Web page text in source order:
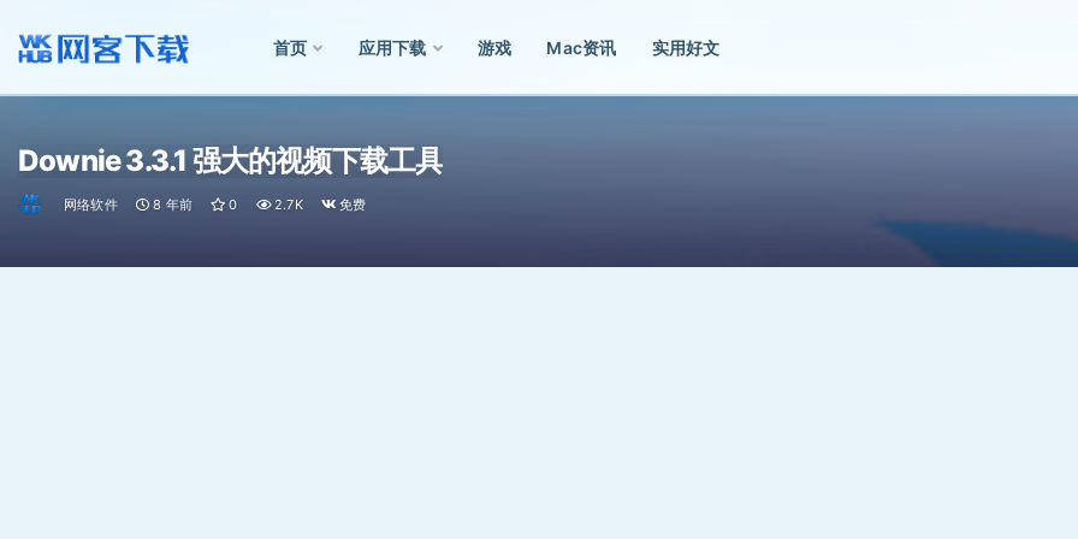
首页 应用下载 游戏 Mac资讯 实用好文
Downie 3.3.1 强大的视频下载工具
网络软件 8 年前 0 2.7K 免费